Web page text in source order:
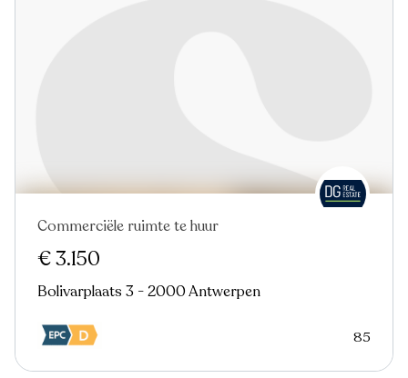
Nieuw
Commerciële ruimte te huur
€ 3.150
Bolivarplaats 3 - 2000 Antwerpen
85